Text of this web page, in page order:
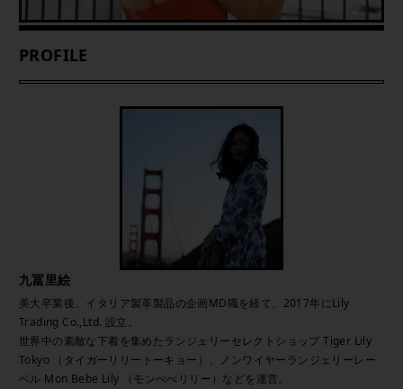
PROFILE
九冨里絵
美大卒業後、イタリア製革製品の企画MD職を経て、2017年にLily
Trading Co.,Ltd. 設立。
世界中の素敵な下着を集めたランジェリーセレクトショップ Tiger Lily
Tokyo （タイガーリリートーキョー）、ノンワイヤーランジェリーレー
ベル Mon Bebe Lily （モンべべリリー）などを運営。